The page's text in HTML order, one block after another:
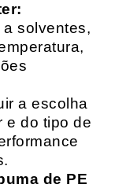
solventes,
a escolha
e do tipo de
de PE